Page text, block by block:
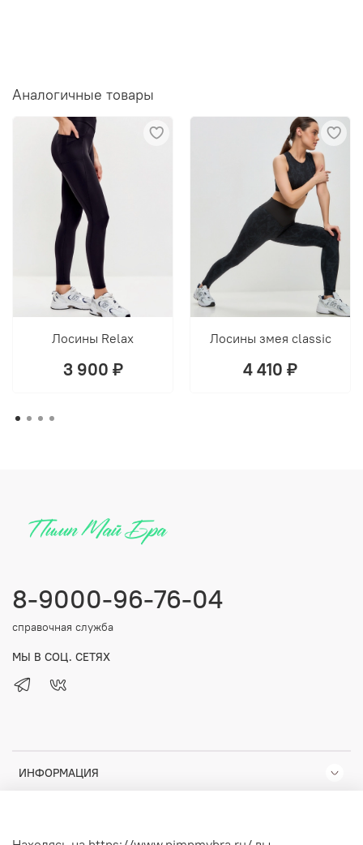
Аналогичные товары
Лосины Relax
3 900 ₽
Лосины змея classic
4 410 ₽
ИНФОРМАЦИЯ
8-9000-96-76-04
справочная служба
МЫ В СОЦ. СЕТЯХ